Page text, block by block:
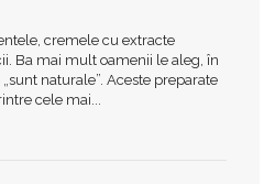
cremele cu extracte
Ba mai mult oamenii le aleg, în
naturale”. Aceste preparate
cele mai...